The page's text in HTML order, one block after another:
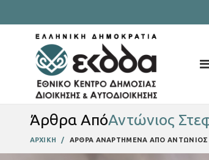
Άρθρα ΑπόΑντώνιος
ΑΡΧΙΚΗ ΑΡΘΡΑ ΑΝΑΡΤΗΜΕΝΑ ΑΠΟ